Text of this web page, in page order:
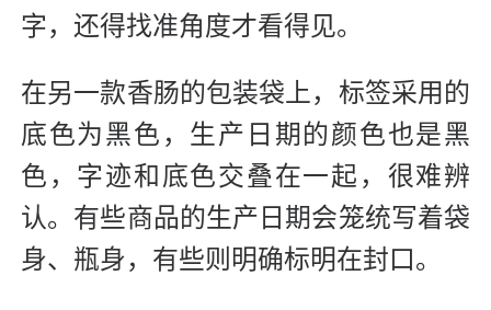
字，还得找准角度才看得见。
在另一款香肠的包装袋上，标签采用的
底色为黑色，生产日期的颜色也是黑
色，字迹和底色交叠在一起，很难辨
认。有些商品的生产日期会笼统写着袋
身、瓶身，有些则明确标明在封口。